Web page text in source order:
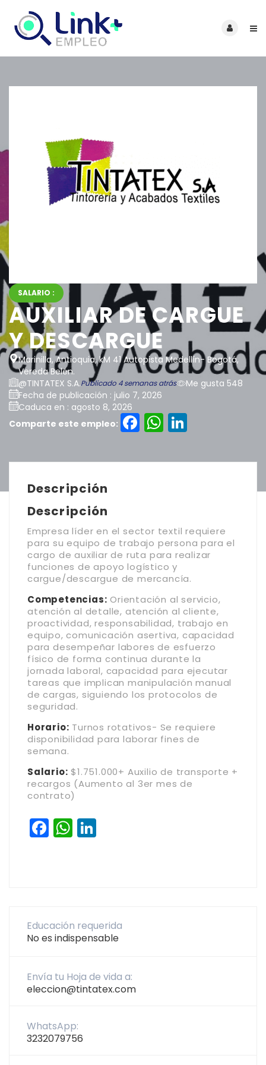
SALARIO :
AUXILIAR DE CARGUE
Y DESCARGUE
Marinilla, Antioquia, kM 41 Autopista Medellín- Bogotá,
Vereda Belén.
@TINTATEX S.A.Publicado 4 semanas atrás
Me gusta 548
Fecha de publicación : julio 7, 2026
Caduca en : agosto 8, 2026
Comparte este empleo:
Facebook
Descripción
Descripción
Empresa líder en el sector textil requiere
para su equipo de trabajo persona para el
cargo de auxiliar de ruta para realizar
funciones de apoyo logístico y
cargue/descargue de mercancía.
Competencias: Orientación al servicio,
atención al detalle, atención al cliente,
proactividad, responsabilidad, trabajo en
equipo, comunicación asertiva, capacidad
para desempeñar labores de esfuerzo
físico de forma continua durante la
jornada laboral, capacidad para ejecutar
tareas que implican manipulación manual
de cargas, siguiendo los protocolos de
seguridad.
Horario: Turnos rotativos- Se requiere
disponibilidad para laborar fines de
semana.
Salario: $1.751.000+ Auxilio de transporte +
recargos (Aumento al 3er mes de
contrato)
Facebook
WhatsApp
Educación requerida
No es indispensable
Envía tu Hoja de vida a:
eleccion@tintatex.com
WhatsApp:
3232079756